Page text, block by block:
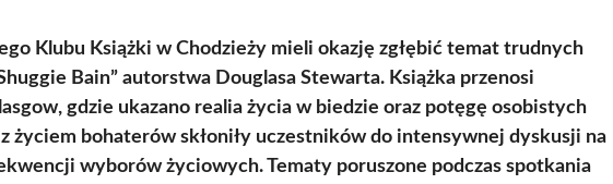
Klubu Książki w Chodzieży mieli okazję zgłębić temat trudnych
Bain” autorstwa Douglasa Stewarta. Książka przenosi
gdzie ukazano realia życia w biedzie oraz potęgę osobistych
życiem bohaterów skłoniły uczestników do intensywnej dyskusji na
wyborów życiowych. Tematy poruszone podczas spotkania